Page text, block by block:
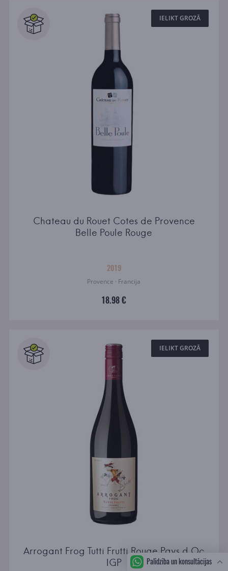
Palīdzība un konsultācijas
IELIKT GROZĀ
Chateau du Rouet Cotes de Provence
Belle Poule Rouge
2019
Provence · Francija
18.98 €
IELIKT GROZĀ
Arrogant Frog Tutti Frutti Rouge Pays d Oc
IGP